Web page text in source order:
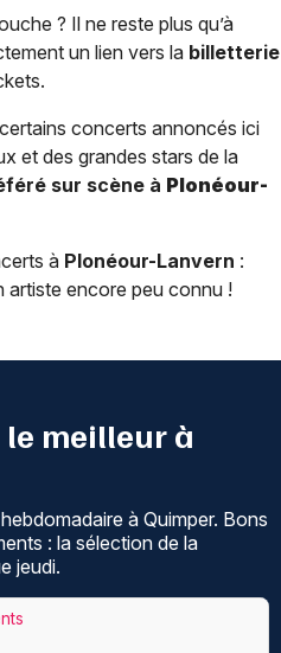
? Il ne reste plus qu’à
un lien vers la billetterie
concerts annoncés ici
et des grandes stars de la
sur scène à Plonéour-
à Plonéour-Lanvern :
artiste encore peu connu !
meilleur à
à Quimper. Bons
: la sélection de la
jeudi.